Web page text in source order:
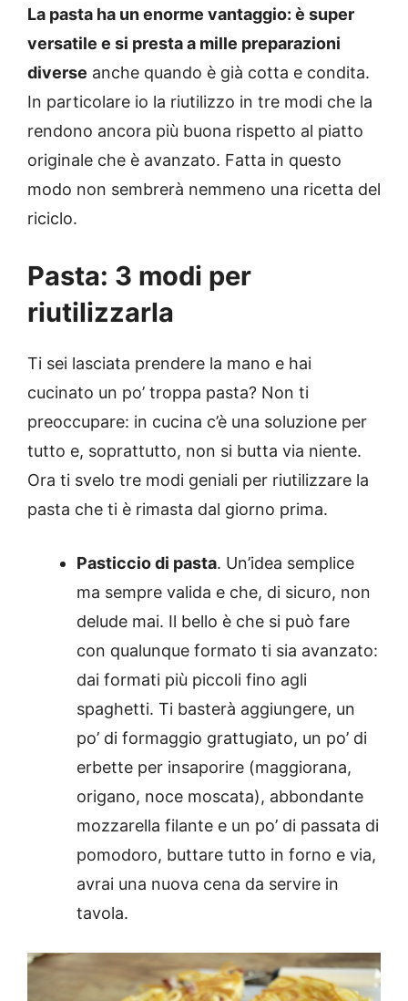
La pasta ha un enorme vantaggio: è super
versatile e si presta a mille preparazioni
diverse anche quando è già cotta e condita.
In particolare io la riutilizzo in tre modi che la
rendono ancora più buona rispetto al piatto
originale che è avanzato. Fatta in questo
modo non sembrerà nemmeno una ricetta del
riciclo.
Pasta: 3 modi per
riutilizzarla
Ti sei lasciata prendere la mano e hai
cucinato un po’ troppa pasta? Non ti
preoccupare: in cucina c’è una soluzione per
tutto e, soprattutto, non si butta via niente.
Ora ti svelo tre modi geniali per riutilizzare la
pasta che ti è rimasta dal giorno prima.
Pasticcio di pasta. Un’idea semplice
ma sempre valida e che, di sicuro, non
delude mai. Il bello è che si può fare
con qualunque formato ti sia avanzato:
dai formati più piccoli fino agli
spaghetti. Ti basterà aggiungere, un
po’ di formaggio grattugiato, un po’ di
erbette per insaporire (maggiorana,
origano, noce moscata), abbondante
mozzarella filante e un po’ di passata di
pomodoro, buttare tutto in forno e via,
avrai una nuova cena da servire in
tavola.